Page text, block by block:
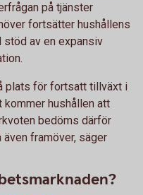
på tjänster
fortsätter hushållens
av en expansiv
plats för fortsatt tillväxt i
kommer hushållen att
bedöms därför
även framöver, säger